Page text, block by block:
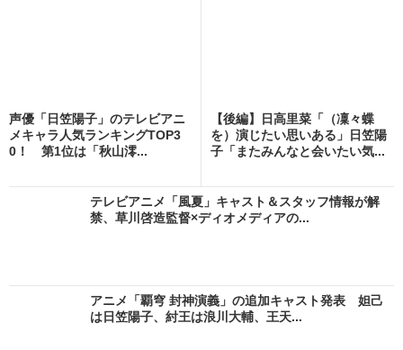
声優「日笠陽子」のテレビアニ
メキャラ人気ランキングTOP3
0！ 第1位は「秋山澪...
【後編】日高里菜「（凜々蝶
を）演じたい思いある」日笠陽
子「またみんなと会いたい気...
テレビアニメ「風夏」キャスト＆スタッフ情報が解
禁、草川啓造監督×ディオメディアの...
アニメ「覇穹 封神演義」の追加キャスト発表 妲己
は日笠陽子、紂王は浪川大輔、王天...